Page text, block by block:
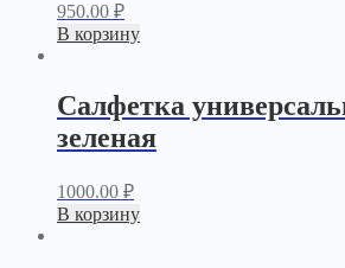
950.00 ₽
В корзину
Салфетка
зеленая
1000.00 ₽
В корзину